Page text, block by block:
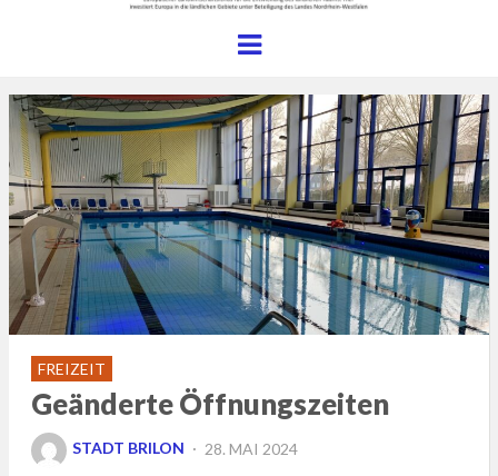
Menu
FREIZEIT
Geänderte Öffnungszeiten
STADT BRILON
POSTED
28. MAI 2024